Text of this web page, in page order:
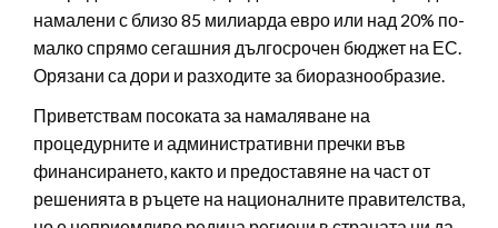
намалени с близо 85 милиарда евро или над 20% по-
малко спрямо сегашния дългосрочен бюджет на ЕС.
Орязани са дори и разходите за биоразнообразие.
Приветствам посоката за намаляване на
процедурните и административни пречки във
финансирането, както и предоставяне на част от
решенията в ръцете на националните правителства,